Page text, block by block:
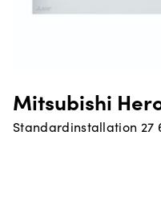
Mitsubishi
Standardinstallation 27